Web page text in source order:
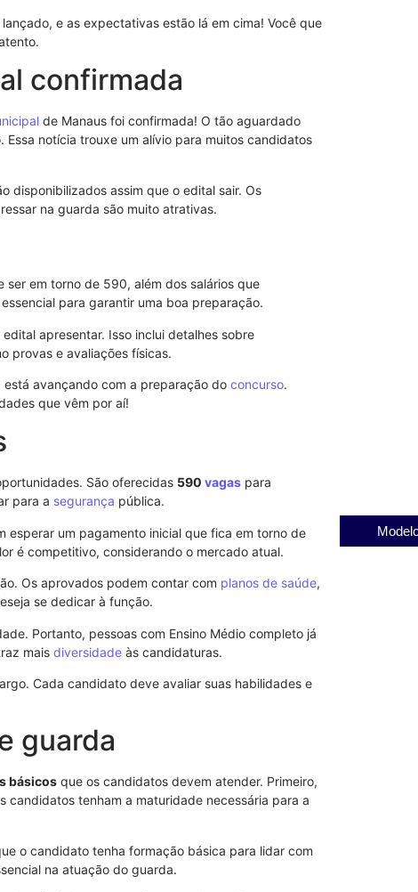
e as expectativas estão lá em cima! Você que
confirmada
de Manaus foi confirmada! O tão aguardado
notícia trouxe um alívio para muitos candidatos
disponibilizados assim que o edital sair. Os
na guarda são muito atrativas.
ser em torno de 590, além dos salários que
para garantir uma boa preparação.
apresentar. Isso inclui detalhes sobre
provas e avaliações físicas.
avançando com a preparação do concurso.
que vêm por aí!
São oferecidas 590 vagas para
para a segurança pública.
esperar um pagamento inicial que fica em torno de
é competitivo, considerando o mercado atual.
Os aprovados podem contar com planos de saúde,
se dedicar à função.
Portanto, pessoas com Ensino Médio completo já
mais diversidade às candidaturas.
Cada candidato deve avaliar suas habilidades e
guarda
básicos que os candidatos devem atender. Primeiro,
candidatos tenham a maturidade necessária para a
o candidato tenha formação básica para lidar com
na atuação do guarda.